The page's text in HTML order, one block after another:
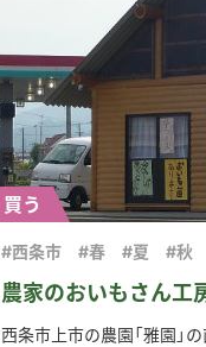
買う
農家のおいもさん工
#西条市 #春 #夏 #秋
西条市上市の農園「雅園」